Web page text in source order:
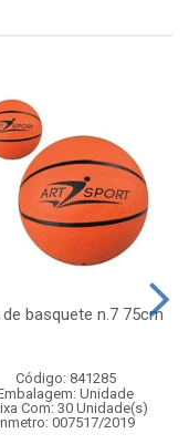
basquete n.7 75cm
Código: 841285
Unidade
Com: 30 Unidade(s)
007517/2019